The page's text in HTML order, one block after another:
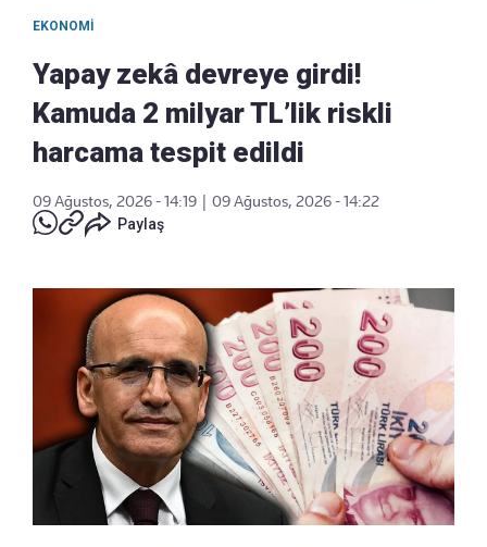
EKONOMI
Yapay zekâ devreye girdi!
Kamuda 2 milyar TL’lik riskli
harcama tespit edildi
09 Ağustos, 2026 - 14:19 | 09 Ağustos, 2026 - 14:22
Paylaş